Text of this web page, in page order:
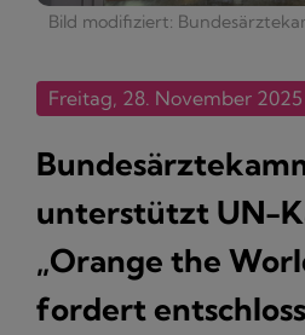
Bild modifiziert:
Freitag, 28. November 2025
unterstützt UN-
„Orange the
fordert